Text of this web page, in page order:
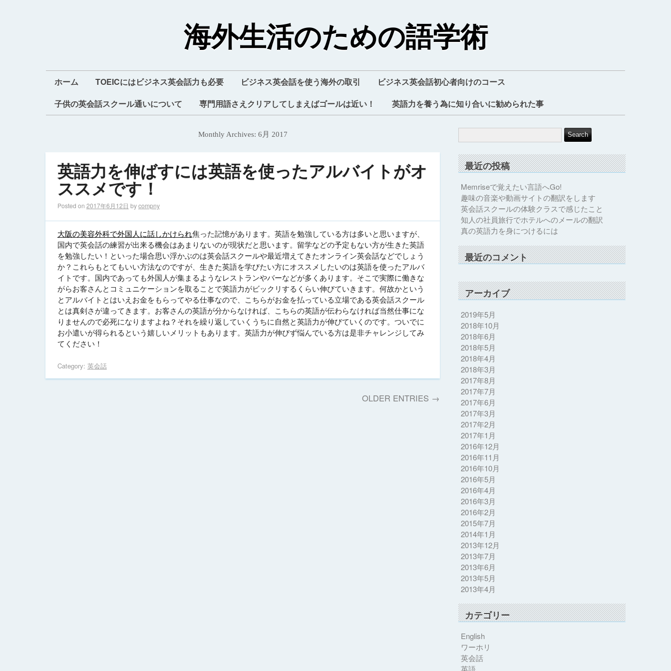
海外生活のための語学術
ホーム TOEICにはビジネス英会話力も必要 ビジネス英会話を使う海外の取引
ビジネス英会話初心者向けのコース
子供の英会話スクール通いについて
専門用語さえクリアしてしまえばゴールは近い！ 英語力を養う為に知り合いに勧められた事
Monthly Archives: 6月 2017
英語力を伸ばすには英語を使ったアルバイトがオ
ススメです！
Posted on 2017年6月12日 bycompny
大阪の美容外科で外国人に話しかけられ焦った記憶があります。英語を勉強している方は多いと思いますが、
国内で英会話の練習が出来る機会はあまりないのが現状だと思います。留学などの予定もない方が生きた英語
を勉強したい！といった場合思い浮かぶのは英会話スクールや最近増えてきたオンライン英会話などでしょう
か？これらもとてもいい方法なのですが、生きた英語を学びたい方にオススメしたいのは英語を使ったアルバ
イトです。国内であっても外国人が集まるようなレストランやバーなどが多くあります。そこで実際に働きな
がらお客さんとコミュニケーションを取ることで英語力がビックリするくらい伸びていきます。何故かという
とアルバイトとはいえお金をもらってやる仕事なので、こちらがお金を払っている立場である英会話スクール
とは真剣さが違ってきます。お客さんの英語が分からなければ、こちらの英語が伝わらなければ当然仕事にな
りませんので必死になりますよね？それを繰り返していくうちに自然と英語力が伸びていくのです。ついでに
お小遣いが得られるという嬉しいメリットもあります。英語力が伸びず悩んでいる方は是非チャレンジしてみ
てください！
Category: 英会話
OLDER ENTRIES →
最近の投稿
Memriseで覚えたい言語へGo!
趣味の音楽や動画サイトの翻訳をします
英会話スクールの体験クラスで感じたこと
知人の社員旅行でホテルへのメールの翻訳
真の英語力を身につけるには
最近のコメント
アーカイブ
2019年5月
2018年10月
2018年6月
2018年5月
2018年4月
2018年3月
2017年8月
2017年7月
2017年6月
2017年3月
2017年2月
2017年1月
2016年12月
2016年11月
2016年10月
2016年5月
2016年4月
2016年3月
2016年2月
2015年7月
2014年1月
2013年12月
2013年7月
2013年6月
2013年5月
2013年4月
カテゴリー
English
ワーホリ
英会話